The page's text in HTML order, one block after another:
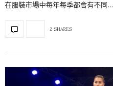
在服裝市場中每年每季都會有不同…
2 SHARES